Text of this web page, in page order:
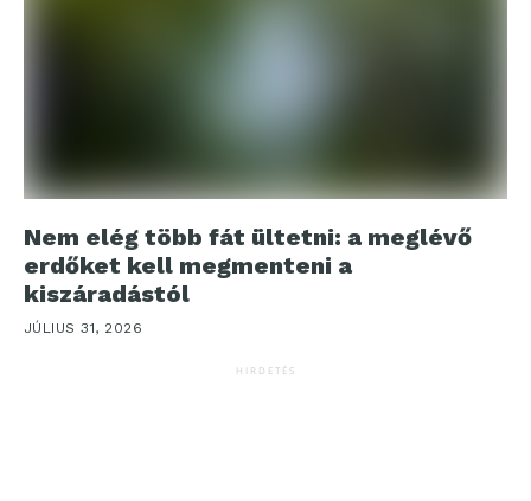
Nem elég több fát ültetni: a meglévő
erdőket kell megmenteni a
kiszáradástól
JÚLIUS 31, 2026
HIRDETÉS